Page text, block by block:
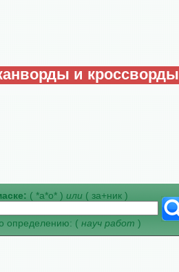
и кроссворды
( *а*о* ) или ( за+ник )
определению: ( науч работ )